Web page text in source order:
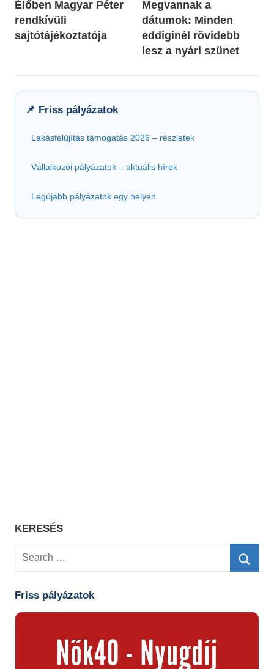
navigáció
Élőben Magyar Péter
rendkívüli
sajtótájékoztatója
Megvannak a
dátumok: Minden
eddiginél rövidebb
lesz a nyári szünet
📌 Friss pályázatok
Lakásfelújítás támogatás 2026 – részletek
Vállalkozói pályázatok – aktuális hírek
Legújabb pályázatok egy helyen
KERESÉS
Search
Friss pályázatok